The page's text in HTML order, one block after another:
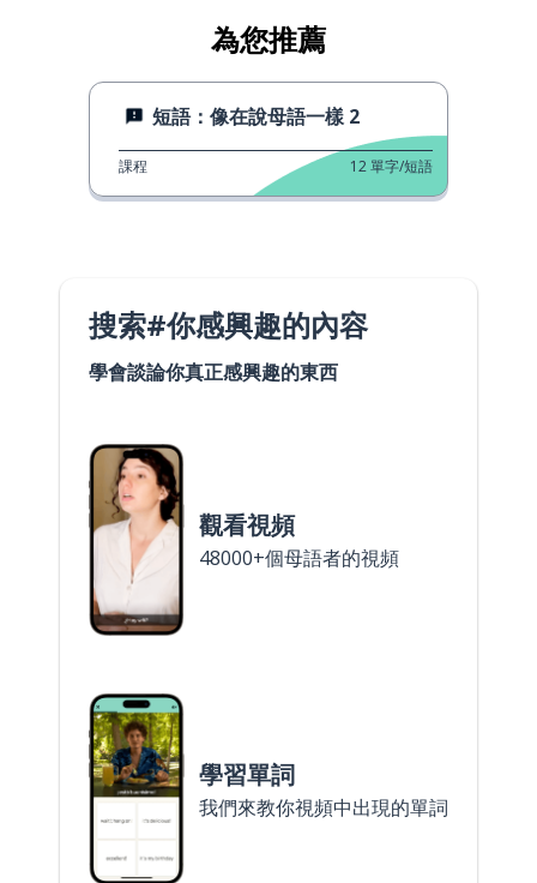
為您推薦
短語：像在說母語一樣 2
課程 12單字/短語
搜索#你感興趣的內容
學會談論你真正感興趣的東西
觀看視頻
48000+個母語者的視頻
學習單詞
我們來教你視頻中出現的單詞